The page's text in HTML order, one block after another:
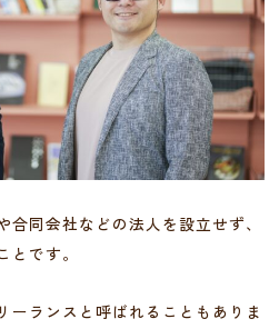
同会社などの法人を設立せず、
です。
ーランスと呼ばれることもありま